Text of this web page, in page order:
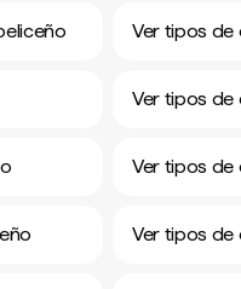
Ver tipos de
Ver tipos de
Ver tipos de
Ver tipos de